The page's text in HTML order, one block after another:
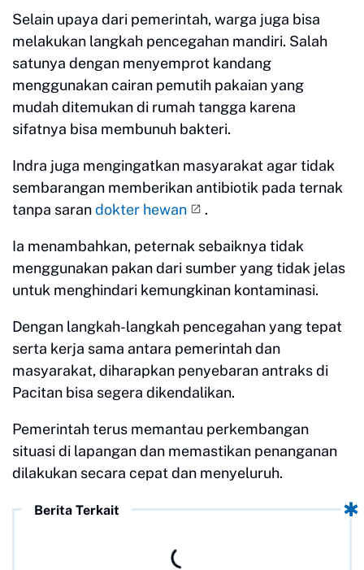
Selain upaya dari pemerintah, warga juga bisa
melakukan langkah pencegahan mandiri. Salah
satunya dengan menyemprot kandang
menggunakan cairan pemutih pakaian yang
mudah ditemukan di rumah tangga karena
sifatnya bisa membunuh bakteri.
Indra juga mengingatkan masyarakat agar tidak
sembarangan memberikan antibiotik pada ternak
tanpa sarandokter hewan .
Ia menambahkan, peternak sebaiknya tidak
menggunakan pakan dari sumber yang tidak jelas
untuk menghindari kemungkinan kontaminasi.
Dengan langkah-langkah pencegahan yang tepat
serta kerja sama antara pemerintah dan
masyarakat, diharapkan penyebaran antraks di
Pacitan bisa segera dikendalikan.
Pemerintah terus memantau perkembangan
situasi di lapangan dan memastikan penanganan
dilakukan secara cepat dan menyeluruh.
Berita Terkait